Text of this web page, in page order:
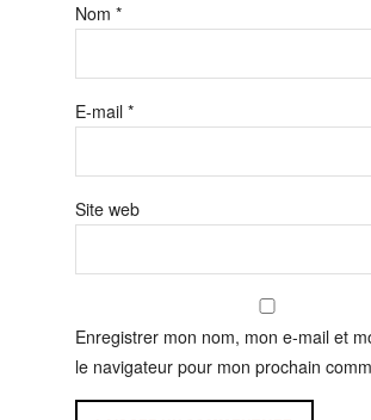
Nom *
E-mail *
Site web
Enregistrer mon nom, mon e-mail et
le navigateur pour mon prochain